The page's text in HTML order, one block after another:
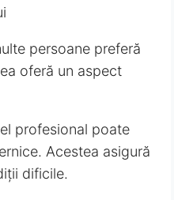
persoane preferă
oferă un aspect
profesional poate
Acestea asigură
dificile.